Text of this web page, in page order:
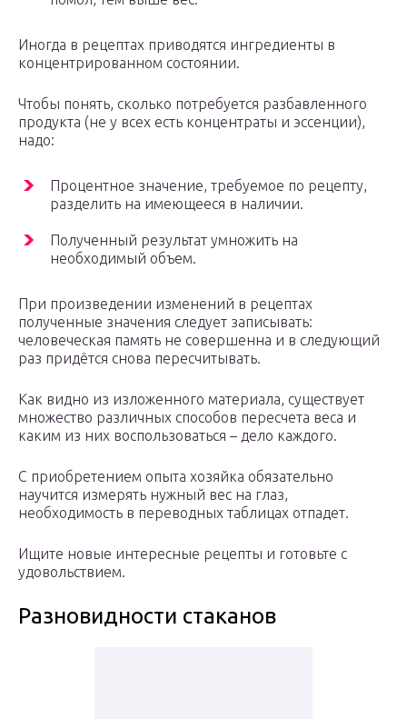
Иногда в рецептах приводятся ингредиенты в
концентрированном состоянии.
Чтобы понять, сколько потребуется разбавленного
продукта (не у всех есть концентраты и эссенции),
надо:
Процентное значение, требуемое по рецепту,
разделить на имеющееся в наличии.
Полученный результат умножить на
необходимый объем.
При произведении изменений в рецептах
полученные значения следует записывать:
человеческая память не совершенна и в следующий
раз придётся снова пересчитывать.
Как видно из изложенного материала, существует
множество различных способов пересчета веса и
каким из них воспользоваться – дело каждого.
С приобретением опыта хозяйка обязательно
научится измерять нужный вес на глаз,
необходимость в переводных таблицах отпадет.
Ищите новые интересные рецепты и готовьте с
удовольствием.
Разновидности стаканов